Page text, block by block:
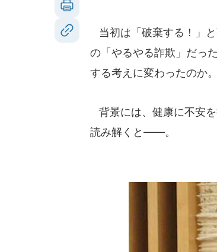
当初は「破棄する！」
の「やるやる詐欺」だっ
する考えに変わったのか。
背景には、健康に不安
読み解くと――。